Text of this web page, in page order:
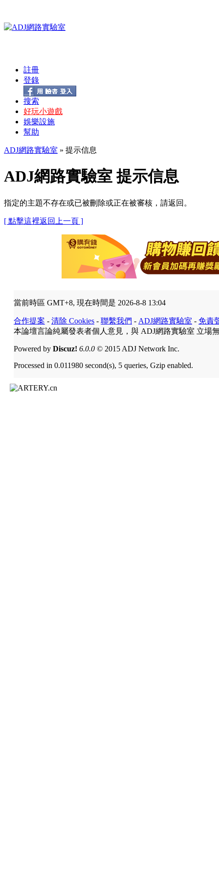
註冊
登錄
搜索
好玩小遊戲
娛樂設施
幫助
ADJ網路實驗室 » 提示信息
ADJ網路實驗室 提示信息
指定的主題不存在或已被刪除或正在被審核，請返回。
[ 點擊這裡返回上一頁 ]
當前時區 GMT+8, 現在時間是 2026-8-8 13:04
合作提案 - 清除 Cookies - 聯繫我們 - ADJ網路實驗室 - 免責
本論壇言論純屬發表者個人意見，與 ADJ網路實驗室 立場
Powered by Discuz! 6.0.0 © 2015 ADJ Network Inc.
Processed in 0.011980 second(s), 5 queries, Gzip enabled.